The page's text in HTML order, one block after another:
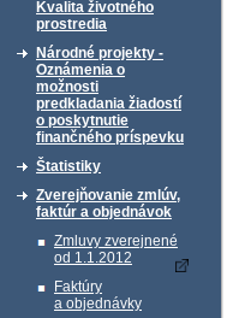
Kvalita životného
prostredia
Národné projekty -
Oznámenia o
možnosti
predkladania žiadostí
o poskytnutie
finančného príspevku
Štatistiky
Zverejňovanie zmlúv,
faktúr a objednávok
Zmluvy zverejnené
od 1.1.2012
Faktúry
a objednávky